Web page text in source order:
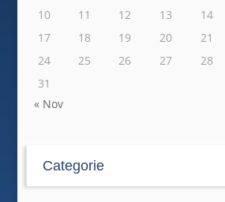
10
11 12 13 14
17
18 19 20 21
24
25 26 27 28
31
« Nov
Categorie